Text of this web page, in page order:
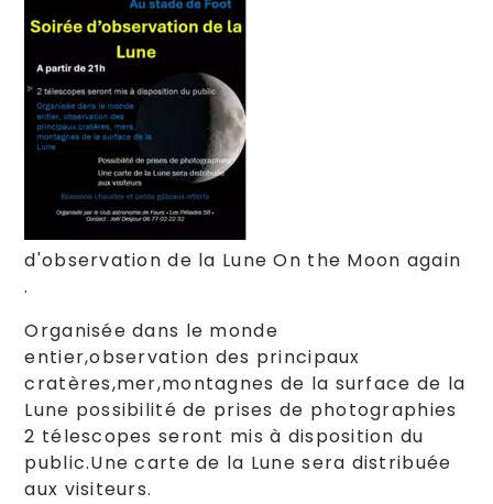
d'observation de la Lune On the Moon again
.
Organisée dans le monde
entier,observation des principaux
cratères,mer,montagnes de la surface de la
Lune possibilité de prises de photographies
2 télescopes seront mis à disposition du
public.Une carte de la Lune sera distribuée
aux visiteurs.